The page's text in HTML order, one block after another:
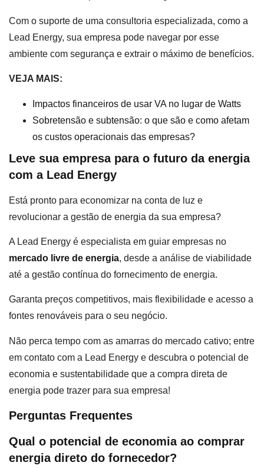
Com o suporte de uma consultoria especializada, como a
Lead Energy, sua empresa pode navegar por esse
ambiente com segurança e extrair o máximo de benefícios.
VEJA MAIS:
Impactos financeiros de usar VA no lugar de Watts
Sobretensão e subtensão: o que são e como afetam
os custos operacionais das empresas?
Leve sua empresa para o futuro da energia
com a Lead Energy
Está pronto para economizar na conta de luz e
revolucionar a gestão de energia da sua empresa?
A Lead Energy é especialista em guiar empresas no
mercado livre de energia, desde a análise de viabilidade
até a gestão contínua do fornecimento de energia.
Garanta preços competitivos, mais flexibilidade e acesso a
fontes renováveis para o seu negócio.
Não perca tempo com as amarras do mercado cativo; entre
em contato com a Lead Energy e descubra o potencial de
economia e sustentabilidade que a compra direta de
energia pode trazer para sua empresa!
Perguntas Frequentes
Qual o potencial de economia ao comprar
energia direto do fornecedor?